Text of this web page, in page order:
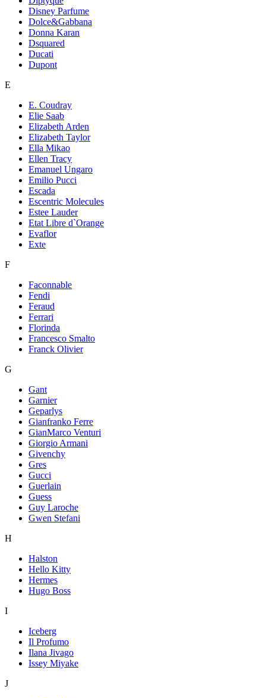
Disney Parfume
Dolce&Gabbana
Donna Karan
Dsquared
Ducati
Dupont
E
E. Coudray
Elie Saab
Elizabeth Arden
Elizabeth Taylor
Ella Mikao
Ellen Tracy
Emanuel Ungaro
Emilio Pucci
Escada
Escentric Molecules
Estee Lauder
Etat Libre d`Orange
Evaflor
Exte
F
Faconnable
Fendi
Feraud
Ferrari
Florinda
Francesco Smalto
Franck Olivier
G
Gant
Garnier
Geparlys
Gianfranko Ferre
GianMarco Venturi
Giorgio Armani
Givenchy
Gres
Gucci
Guerlain
Guess
Guy Laroche
Gwen Stefani
H
Halston
Hello Kitty
Hermes
Hugo Boss
I
Iceberg
Il Profumo
Ilana Jivago
Issey Miyake
J